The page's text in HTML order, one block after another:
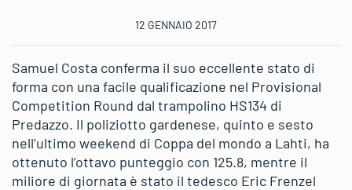
12 GENNAIO 2017
Samuel Costa conferma il suo eccellente stato di
forma con una facile qualificazione nel Provisional
Competition Round dal trampolino HS134 di
Predazzo. Il poliziotto gardenese, quinto e sesto
nell’ultimo weekend di Coppa del mondo a Lahti, ha
ottenuto l’ottavo punteggio con 125.8, mentre il
miliore di giornata è stato il tedesco Eric Frenzel